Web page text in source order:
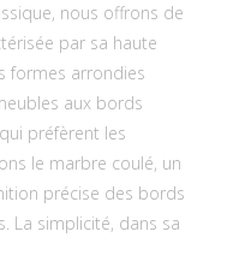
nous offrons de
par sa haute
formes arrondies
aux bords
préfèrent les
le marbre coulé, un
précise des bords
La simplicité, dans sa